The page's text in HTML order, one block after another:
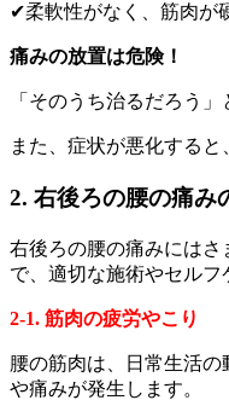
✔柔軟性がなく、筋肉が
痛みの放置は危険！
「そのうち治るだろう
また、症状が悪化する
2. 右後ろの腰の痛み
右後ろの腰の痛みには
で、適切な施術やセルフ
2-1. 筋肉の疲労やこり
腰の筋肉は、日常生活
や痛みが発生します。